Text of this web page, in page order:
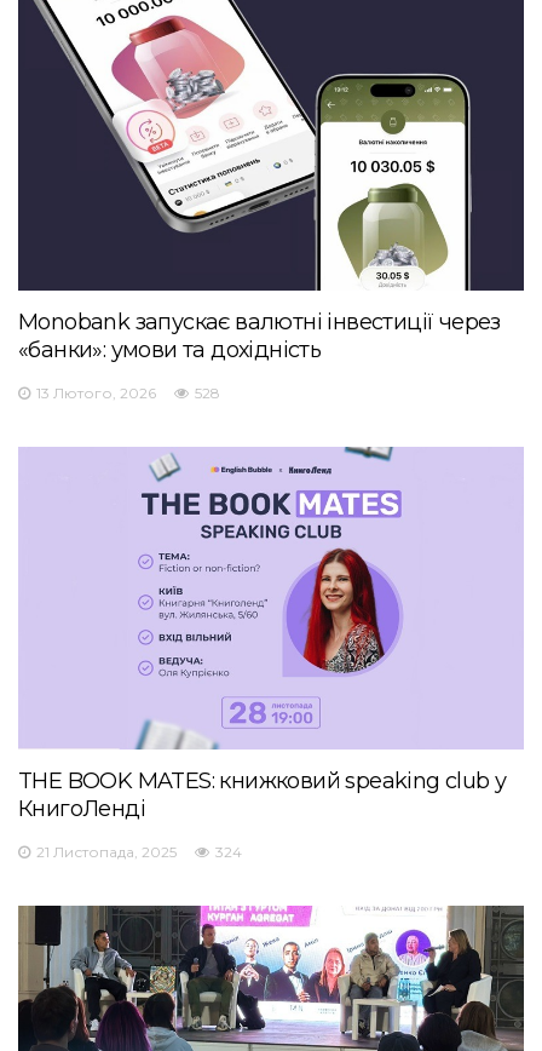
Monobank запускає валютні інвестиції через
«банки»: умови та дохідність
13 Лютого, 2026 528
THE BOOK MATES: книжковий speaking club у
КнигоЛенді
21 Листопада, 2025 324